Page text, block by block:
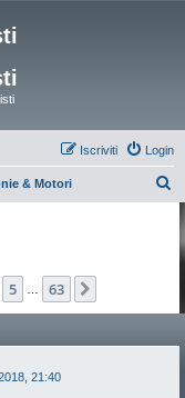
Login
Iscriviti
& Motori
5 63
21:40